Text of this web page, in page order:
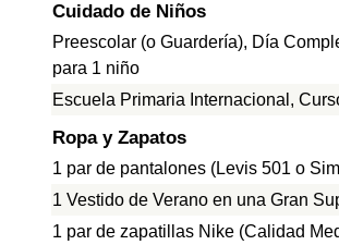
Cuidado de Niños
Preescolar (o Guardería), Día
para 1 niño
Escuela Primaria Internacional,
Ropa y Zapatos
1 par de pantalones (Levis 501 o
1 Vestido de Verano en una Gran
1 par de zapatillas Nike (Calidad